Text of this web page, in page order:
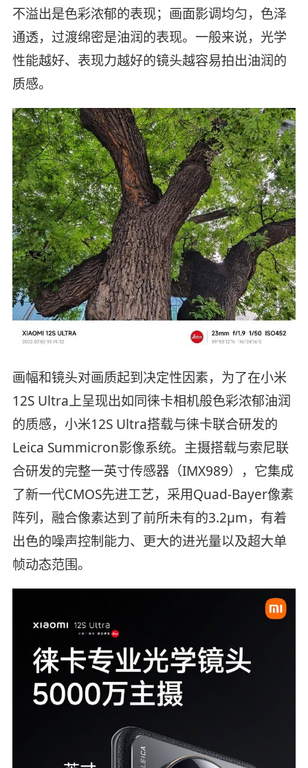
不溢出是色彩浓郁的表现；画面影调均匀，色泽
通透，过渡绵密是油润的表现。一般来说，光学
性能越好、表现力越好的镜头越容易拍出油润的
质感。
画幅和镜头对画质起到决定性因素，为了在小米
12S Ultra上呈现出如同徕卡相机般色彩浓郁油润
的质感，小米12S Ultra搭载与徕卡联合研发的
Leica Summicron影像系统。主摄搭载与索尼联
合研发的完整一英寸传感器（IMX989），它集成
了新一代CMOS先进工艺，采用Quad-Bayer像素
阵列，融合像素达到了前所未有的3.2µm，有着
出色的噪声控制能力、更大的进光量以及超大单
帧动态范围。